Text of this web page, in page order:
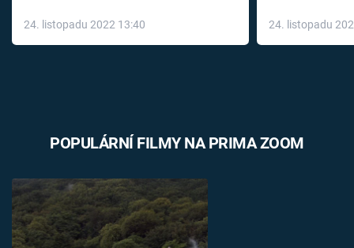
24. listopadu 2022 13:40
léky
24. listopadu
POPULÁRNÍ FILMY NA PRIMA ZOOM